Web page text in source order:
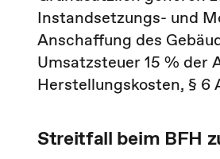
Instandsetzungs- und
Anschaffung des
Umsatzsteuer 15 % der
Herstellungskosten, § 6
Streitfall beim BFH